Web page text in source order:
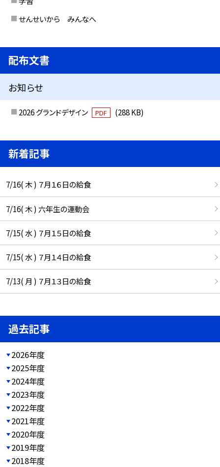
せんせいから みんなへ
配布文書
お知らせ
2026 グランドデザイン PDF (288 KB)
新着記事
7/16( 木 ) ７月１６日の給食
7/16( 木 ) 六年生の運動会
7/15( 水 ) ７月１５日の給食
7/15( 水 ) ７月１４日の給食
7/13( 月 ) ７月１３日の給食
過去記事
2026年度
2025年度
2024年度
2023年度
2022年度
2021年度
2020年度
2019年度
2018年度